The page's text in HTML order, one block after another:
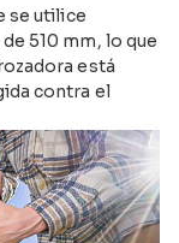
se utilice
510 mm, lo que
está
contra el